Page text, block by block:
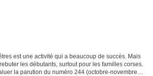
est une activité qui a beaucoup de succès. Mais
les débutants, surtout pour les familles corses.
la parution du numéro 244 (octobre-novembre